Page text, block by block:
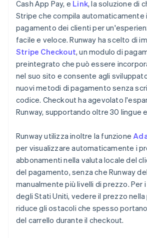
Cash App Pay, e Link, la soluzione di
Stripe che compila automaticamente
pagamento dei clienti per
facile e veloce. Runway ha scelto di
Stripe Checkout, un modulo di
preintegrato che può essere
nel suo sito e consente agli
nuovi metodi di pagamento senza
codice. Checkout ha agevolato
Runway, supportando oltre 30 lingue
Runway utilizza inoltre la funzione
per visualizzare automaticamente i
abbonamenti nella valuta locale del
del pagamento, senza che Runway
manualmente più livelli di prezzo. Per
degli Stati Uniti, vedere il prezzo
riduce gli ostacoli che spesso
del carrello durante il checkout.